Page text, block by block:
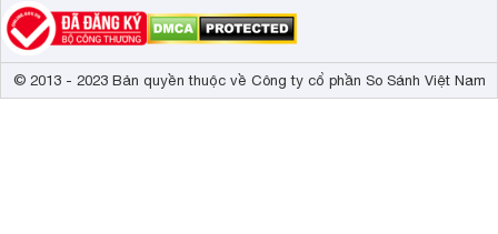
© 2013 - 2023 Bản quyền thuộc về Công ty cổ phần So Sánh Việt Nam